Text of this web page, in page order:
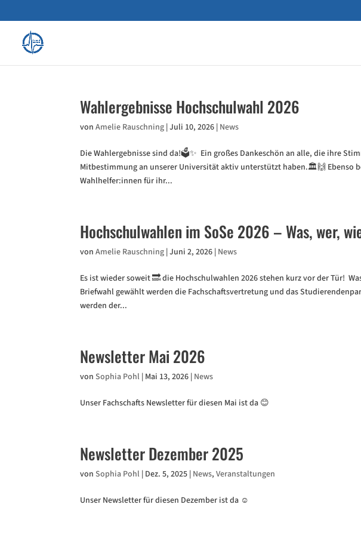
Wahlergebnisse Hochschulwahl 2026
vonAmelie Rauschning |Juli 10, 2026 | News
Die Wahlergebnisse sind da!🗳️✨ Ein großes Dankeschön an alle, die ihre
Mitbestimmung an unserer Universität aktiv unterstützt haben.🏛️🙌 Ebenso
Wahlhelfer:innen für ihr...
Hochschulwahlen im SoSe 2026 – Was, wer,
vonAmelie Rauschning |Juni 2, 2026 | News
Es ist wieder soweit 🔜 die Hochschulwahlen 2026 stehen kurz vor der Tür!
Briefwahl gewählt werden die Fachschaftsvertretung und das
werden der...
Newsletter Mai 2026
vonSophia Pohl | Mai 13, 2026 | News
Unser Fachschafts Newsletter für diesen Mai ist da 😊
Newsletter Dezember 2025
vonSophia Pohl | Dez. 5, 2025 | News,Veranstaltungen
Unser Newsletter für diesen Dezember ist da ☺️